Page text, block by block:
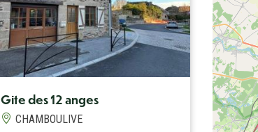
Gite des 12 anges
CHAMBOULIVE